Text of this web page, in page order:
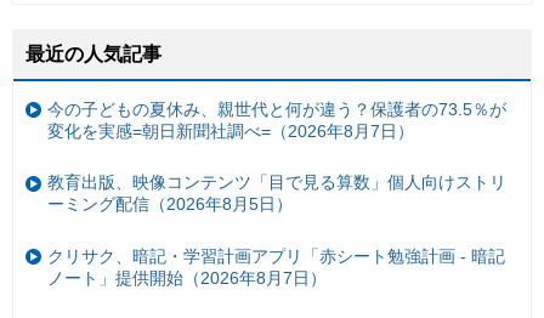
最近の人気記事
今の子どもの夏休み、親世代と何が違う？保護者の73.5％が
変化を実感=朝日新聞社調べ=（2026年8月7日）
教育出版、映像コンテンツ「目で見る算数」個人向けストリ
ーミング配信（2026年8月5日）
クリサク、暗記・学習計画アプリ「赤シート勉強計画 - 暗記
ノート」提供開始（2026年8月7日）